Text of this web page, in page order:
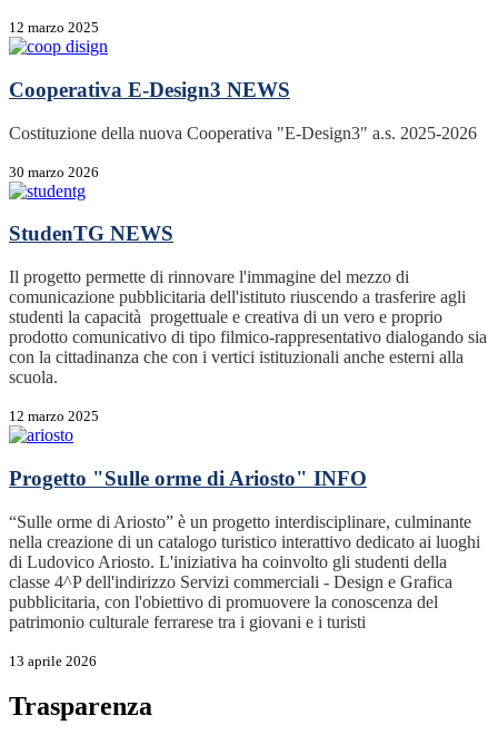
12 marzo 2025
Cooperativa E-Design3 NEWS
Costituzione della nuova Cooperativa "E-Design3" a.s. 2025-2026
30 marzo 2026
StudenTG NEWS
Il progetto permette di rinnovare l'immagine del mezzo di
comunicazione pubblicitaria dell'istituto riuscendo a trasferire agli
studenti la capacità progettuale e creativa di un vero e proprio
prodotto comunicativo di tipo filmico-rappresentativo dialogando sia
con la cittadinanza che con i vertici istituzionali anche esterni alla
scuola.
12 marzo 2025
Progetto "Sulle orme di Ariosto" INFO
“Sulle orme di Ariosto” è un progetto interdisciplinare, culminante
nella creazione di un catalogo turistico interattivo dedicato ai luoghi
di Ludovico Ariosto. L'iniziativa ha coinvolto gli studenti della
classe 4^P dell'indirizzo Servizi commerciali - Design e Grafica
pubblicitaria, con l'obiettivo di promuovere la conoscenza del
patrimonio culturale ferrarese tra i giovani e i turisti
13 aprile 2026
Trasparenza